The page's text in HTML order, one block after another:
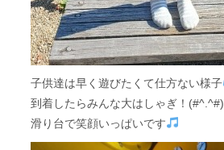
子供達は早く遊びたくて仕方ない様子
到着したらみんな大はしゃぎ！(#^.^#)
滑り台で笑顔いっぱいです